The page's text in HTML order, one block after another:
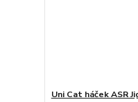
Uni Cat háček ASR